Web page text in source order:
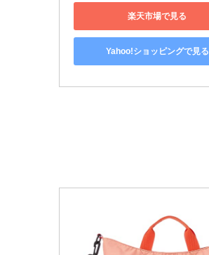
楽天市場で見る
Yahoo!ショッピングで見る